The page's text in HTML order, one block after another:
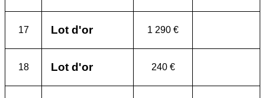
17 Lot d'or 1 290 €
18 Lot d'or 240 €